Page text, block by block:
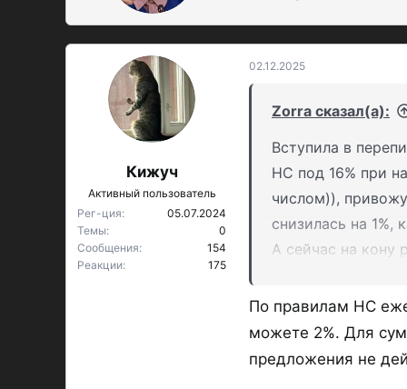
р
Кижуч
Активный пользователь
Рег-ция
05.07.2024
Темы
0
Сообщения
154
Реакции
175
02.12.2025
Zorra сказал(а):
Вступила в
НС под 16% при
числом)),
снизилась на 1%,
А сейчас на кону
Скрин переписки
По правилам НС
можете 2%. Для
предложения не